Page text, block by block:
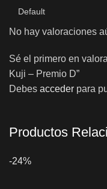
No hay valoraciones
Sé el primero en
Kuji – Premio D”
Debes acceder para
Productos
-24%